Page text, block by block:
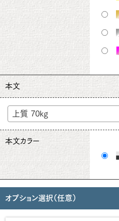
本文
本文カラー
オプション選択（任意）